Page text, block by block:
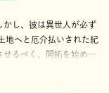
かし、彼は異世人が必ず
地へと厄介払いされた紀
せるべく、開拓を始め
らず、実は『至高の担